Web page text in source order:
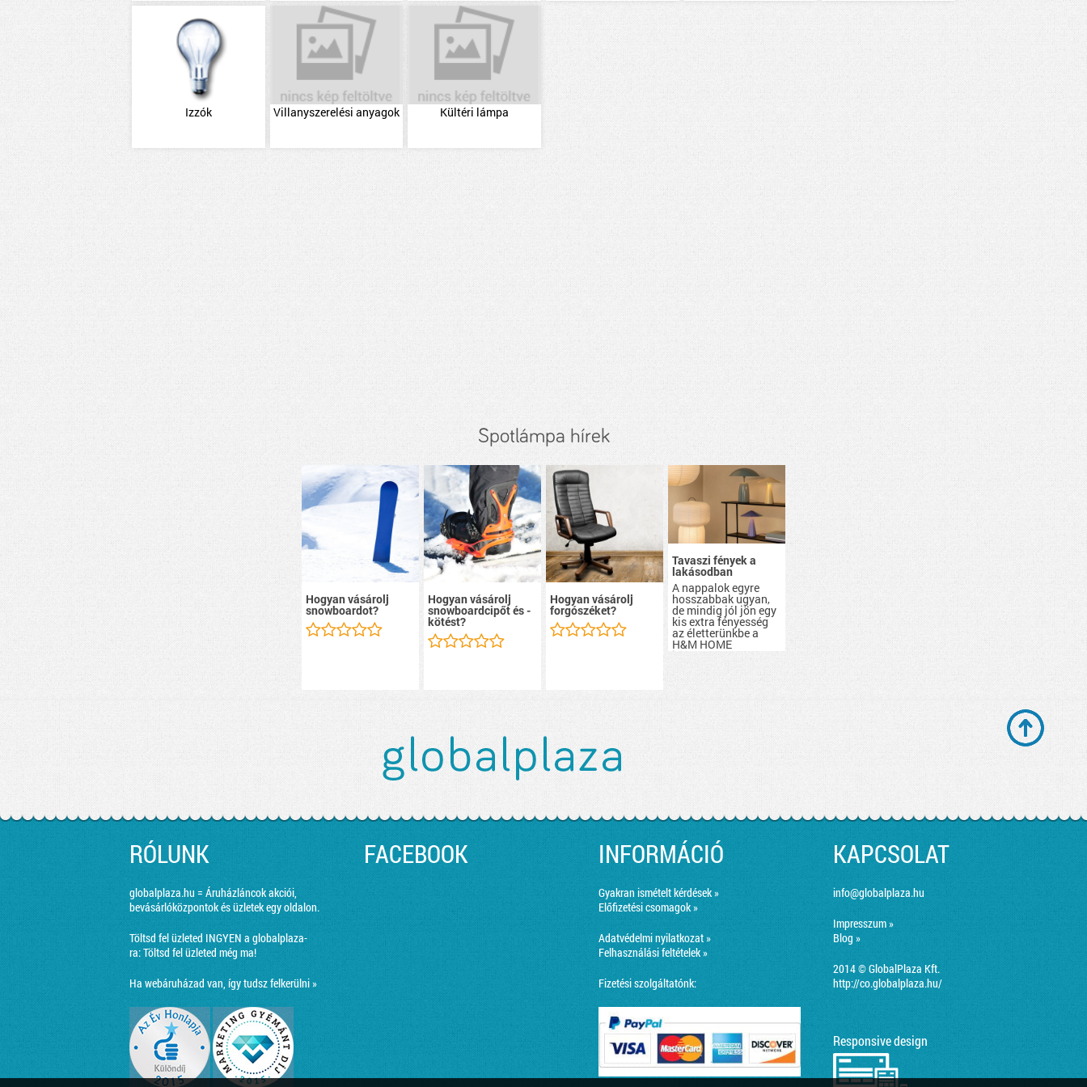
Izzók Villanyszerelési anyagok Kültéri lámpa
Spotlámpa hírek
Hogyan vásárolj
snowboardot?
Hogyan vásárolj
snowboardcipőt és -
kötést?
Hogyan vásárolj
forgószéket?
Tavaszi fények a
lakásodban
A nappalok egyre
hosszabbak ugyan,
de mindig jól jön egy
kis extra fényesség
az életterünkbe a
H&M HOME
jóvoltából.
RÓLUNK
globalplaza.hu = Áruházláncok akciói,
bevásárlóközpontok és üzletek egy oldalon.
Töltsd fel üzleted INGYEN a globalplaza-
ra:Töltsd fel üzleted még ma!
Ha webáruházad van, így tudsz felkerülni »
FACEBOOK INFORMÁCIÓ
Gyakran ismételt kérdések »
Előfizetési csomagok »
Adatvédelmi nyilatkozat »
Felhasználási feltételek »
Fizetési szolgáltatónk:
KAPCSOLAT
info@globalplaza.hu
Impresszum »
Blog »
2014 © GlobalPlaza Kft.
http://co.globalplaza.hu/
Responsive design